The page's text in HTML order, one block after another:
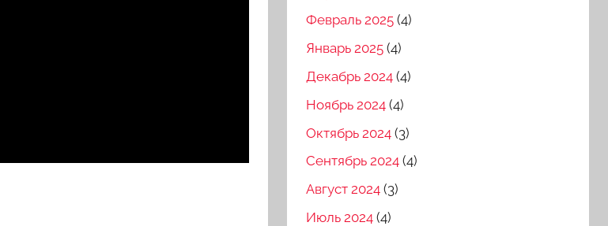
Февраль 2025 (4)
Январь 2025 (4)
Декабрь 2024 (4)
Ноябрь 2024 (4)
Октябрь 2024 (3)
Сентябрь 2024 (4)
Август 2024 (3)
Июль 2024 (4)